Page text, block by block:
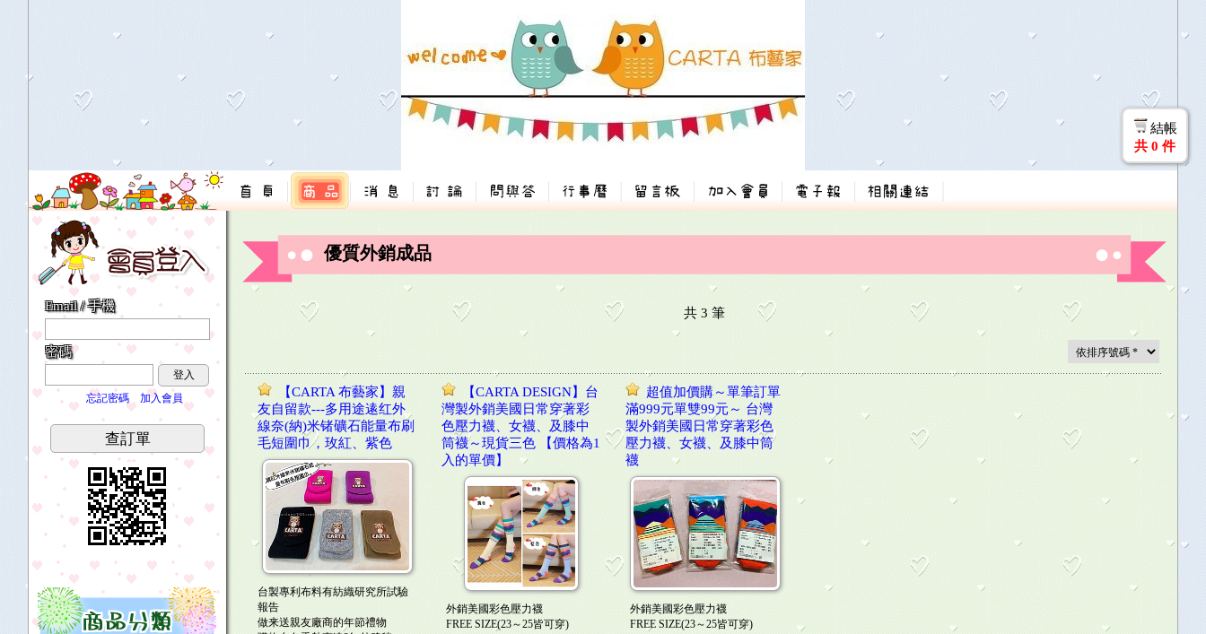
結帳
共 0 件
Email / 手機
密碼
登入
忘記密碼
加入會員
查訂單
優質外銷成品
共3 筆
【CARTA 布藝家】親
友自留款---多用途逺红外
線奈(納)米锗礦石能量布刷
毛短圍巾，玫紅、紫色
台製專利布料有紡織研究所試驗
報告
做来送親友廠商的年節禮物
【CARTA DESIGN】台
灣製外銷美國日常穿著彩
色壓力襪、女襪、及膝中
筒襪～現貨三色 【價格為1
入的單價】
外銷美國彩色壓力襪
FREE SIZE(23～25皆可穿)
超值加價購～單筆訂單
滿999元單雙99元～ 台灣
製外銷美國日常穿著彩色
壓力襪、女襪、及膝中筒
襪
外銷美國彩色壓力襪
FREE SIZE(23～25皆可穿)